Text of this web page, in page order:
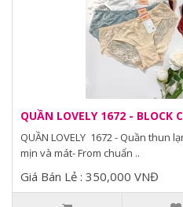
QUẦN LOVELY 1672 - BLOCK
QUẦN LOVELY 1672 - Quần thun
mịn và mát- From chuẩn ..
Giá Bán Lẻ : 350,000 VNĐ